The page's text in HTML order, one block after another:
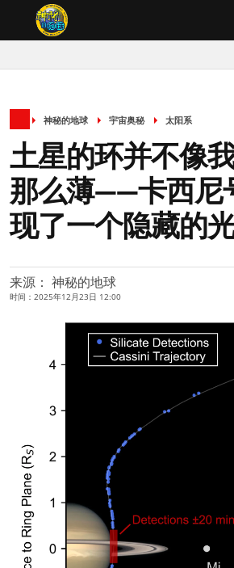
神秘的地球 宇宙奥秘 太阳系
土星的环并不像
那么薄——卡西尼
现了一个隐藏的
来源： 神秘的地球
时间：2025年12月23日 12:00